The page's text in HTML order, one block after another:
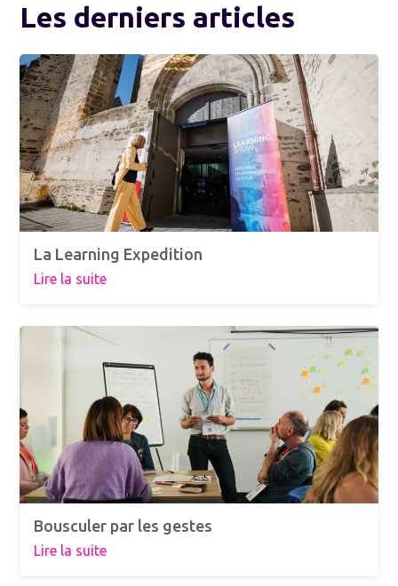
Les derniers articles
La Learning Expedition
Lire la suite
Bousculer par les gestes
Lire la suite